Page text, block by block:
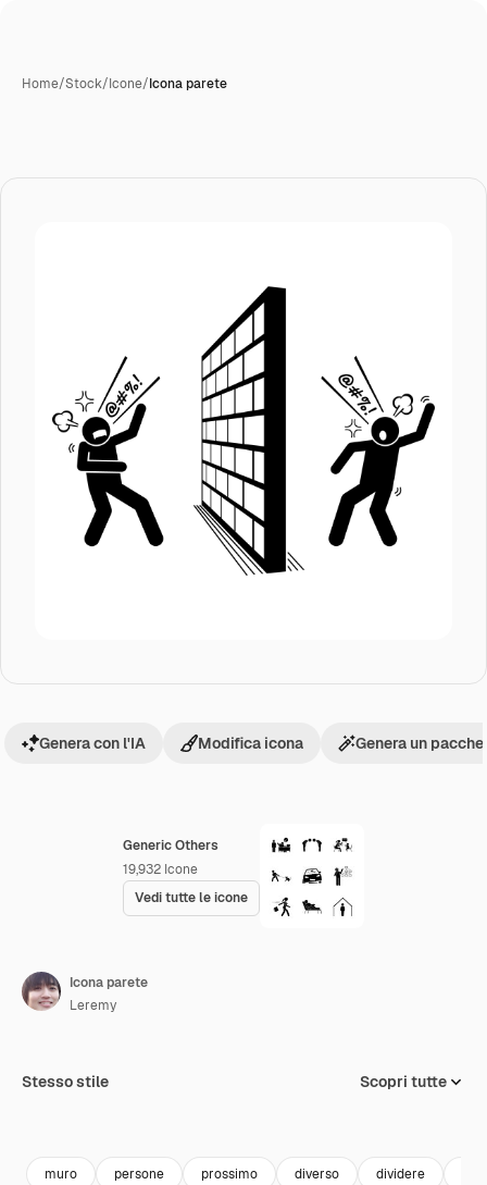
Home/Stock/Icone/Icona parete
Generic Others
19,932 Icone
Vedi tutte le icone
Genera con l'IA Modifica icona Genera un
Icona parete
Leremy
Stesso stile Scopri tutte
muro persone prossimo diverso dividere